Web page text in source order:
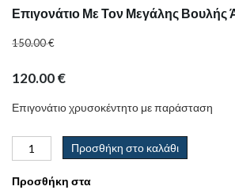
Επιγονάτιο Με Τον Μεγάλης Βουλής
150.00€
120.00€
Επιγονάτιο χρυσοκέντητο με παράσταση
Προσθήκη στο καλάθι
Προσθήκη στα